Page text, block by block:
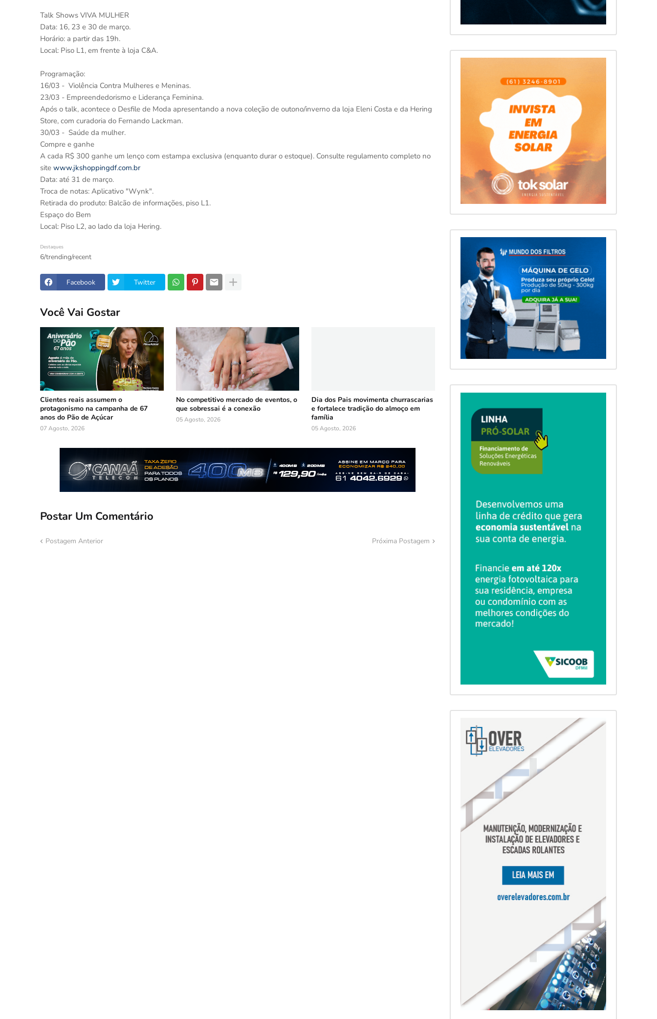
Talk Shows VIVA MULHER
Data: 16, 23 e 30 de março.
Horário: a partir das 19h.
Local: Piso L1, em frente à loja C&A.
Programação:
16/03 - Violência Contra Mulheres e Meninas.
23/03 - Empreendedorismo e Liderança Feminina.
Após o talk, acontece o Desfile de Moda apresentando a nova coleção de outono/inverno da loja Eleni Costa e da Hering
Store, com curadoria do Fernando Lackman.
30/03 - Saúde da mulher.
Compre e ganhe
A cada R$ 300 ganhe um lenço com estampa exclusiva (enquanto durar o estoque). Consulte regulamento completo no
site www.jkshoppingdf.com.br
Data: até 31 de março.
Troca de notas: Aplicativo "Wynk".
Retirada do produto: Balcão de informações, piso L1.
Espaço do Bem
Local: Piso L2, ao lado da loja Hering.
Destaques
6/trending/recent
Facebook Twitter
Você Vai Gostar
Clientes reais assumem o
protagonismo na campanha de 67
anos do Pão de Açúcar
07 Agosto, 2026
No competitivo mercado de eventos, o
que sobressai é a conexão
05 Agosto, 2026
Dia dos Pais movimenta churrascarias
e fortalece tradição do almoço em
família
05 Agosto, 2026
Postar Um Comentário
Postagem Anterior Próxima Postagem